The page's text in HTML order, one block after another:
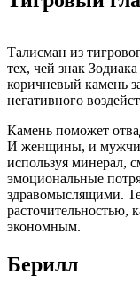
Талисман из
тех, чей знак
коричневый камень
негативного
Камень поможет
И женщины, и
используя минерал,
эмоциональные
здравомыслящими.
расточительностью,
экономным.
Берилл